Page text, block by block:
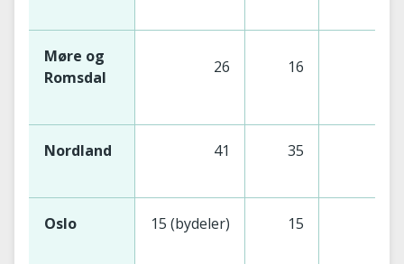
Møre og
Romsdal
26 16
Nordland 41 35
Oslo 15 (bydeler) 15